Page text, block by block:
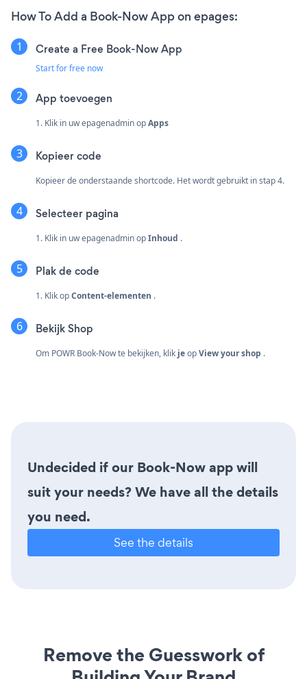
How To Add a Book-Now App on epages:
Create a Free Book-Now App
Start for free now
App toevoegen
1. Klik in uw epagenadmin opApps
Kopieer code
Kopieer de onderstaande shortcode. Het wordt gebruikt in stap 4.
Selecteer pagina
1. Klik in uw epagenadmin opInhoud .
Plak de code
1. Klik opContent-elementen .
Bekijk Shop
Om POWR Book-Now te bekijken, klik jeopView your shop .
Undecided if our Book-Now app will
suit your needs? We have all the details
you need.
See the details
Remove the Guesswork of